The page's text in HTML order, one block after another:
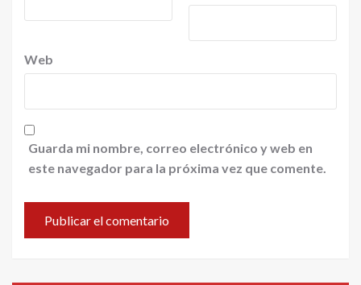
Web
Guarda mi nombre, correo electrónico y web en
este navegador para la próxima vez que comente.